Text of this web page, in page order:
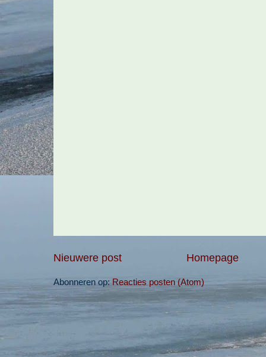
Nieuwere post Homepage
Abonneren op: Reacties posten (Atom)